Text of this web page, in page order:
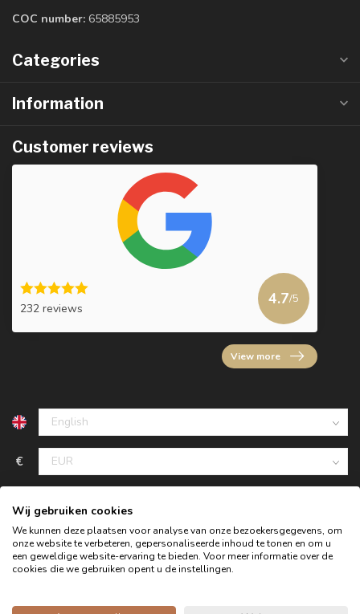
COC number: 65885953
Categories
Information
Customer reviews
232 reviews
4.7/5
View more
€
Wij gebruiken cookies
We kunnen deze plaatsen voor analyse van onze bezoekersgegevens, om
onze website te verbeteren, gepersonaliseerde inhoud te tonen en om u
een geweldige website-ervaring te bieden. Voor meer informatie over de
cookies die we gebruiken opent u de instellingen.